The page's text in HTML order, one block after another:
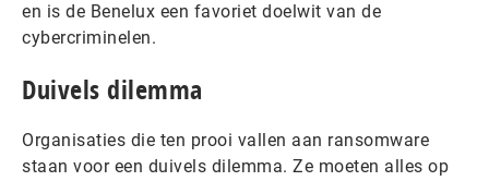
en is de Benelux een favoriet doelwit van de
cybercriminelen.
Duivels dilemma
Organisaties die ten prooi vallen aan ransomware
staan voor een duivels dilemma. Ze moeten alles op